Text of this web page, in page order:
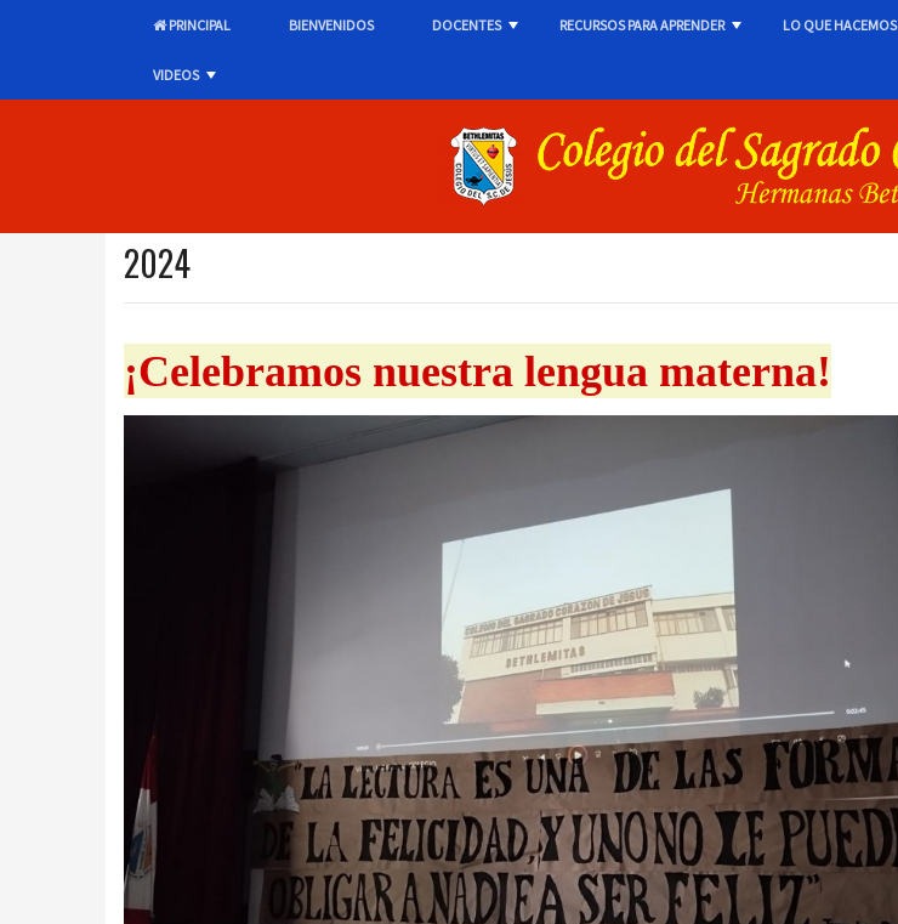
PRINCIPAL BIENVENIDOS DOCENTES RECURSOS PARA APRENDER LO QUE HACEMOS
+
VIDEOS
2024
¡Celebramos nuestra lengua materna!